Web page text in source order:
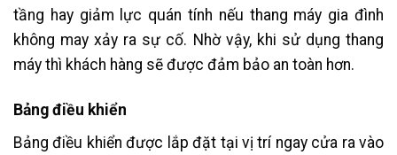
tầng hay giảm lực quán tính nếu thang máy gia đình
không may xảy ra sự cố. Nhờ vậy, khi sử dụng thang
máy thì khách hàng sẽ được đảm bảo an toàn hơn.
Bảng điều khiển
Bảng điều khiển được lắp đặt tại vị trí ngay cửa ra vào